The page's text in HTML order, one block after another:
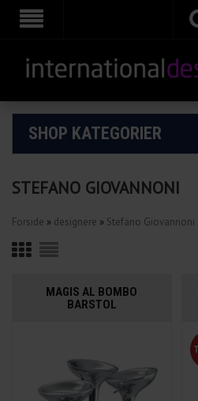
SHOP KATEGORIER
STEFANO GIOVANNONI
Forside » designere » Stefano Giovannoni
MAGIS AL BOMBO
BARSTOL